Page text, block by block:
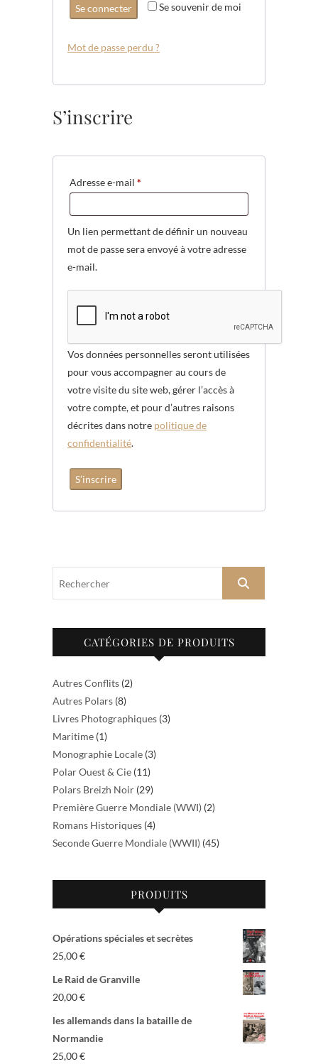
Se souvenir de moi
Se connecter
Mot de passe perdu ?
S’inscrire
Adresse e-mail *
Un lien permettant de définir un nouveau
mot de passe sera envoyé à votre adresse
e-mail.
Vos données personnelles seront utilisées
pour vous accompagner au cours de
votre visite du site web, gérer l’accès à
votre compte, et pour d’autres raisons
décrites dans notre politique de
confidentialité.
S’inscrire
Rechercher
CATÉGORIES DE PRODUITS
Autres Conflits (2)
Autres Polars (8)
Livres Photographiques (3)
Maritime (1)
Monographie Locale (3)
Polar Ouest & Cie (11)
Polars Breizh Noir (29)
Première Guerre Mondiale (WWI) (2)
Romans Historiques (4)
Seconde Guerre Mondiale (WWII) (45)
PRODUITS
Opérations spéciales et secrètes
25,00€
Le Raid de Granville
20,00€
les allemands dans la bataille de
Normandie
25,00€